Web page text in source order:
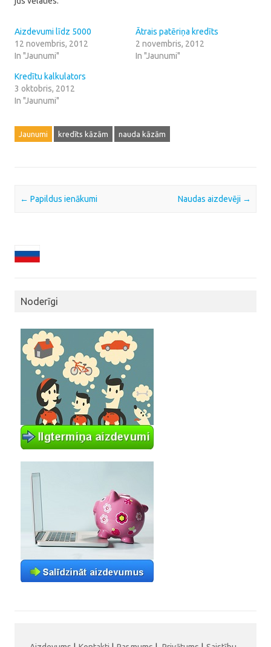
Aizdevumi līdz 5000
12 novembris, 2012
In "Jaunumi"
Ātrais patēriņa kredīts
2 novembris, 2012
In "Jaunumi"
Kredītu kalkulators
3 oktobris, 2012
In "Jaunumi"
Jaunumi kredīts kāzām nauda kāzām
Post navigation
← Papildus ienākumi Naudas aizdevēji →
Noderīgi